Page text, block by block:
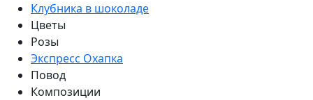
Клубника в шоколаде
Цветы
Розы
Экспресс Охапка
Повод
Композиции